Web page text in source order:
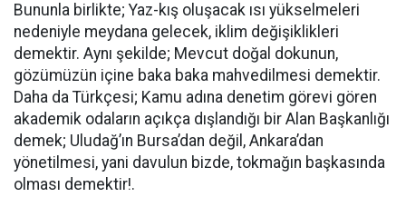
Bununla birlikte; Yaz-kış oluşacak ısı yükselmeleri
nedeniyle meydana gelecek, iklim değişiklikleri
demektir. Aynı şekilde; Mevcut doğal dokunun,
gözümüzün içine baka baka mahvedilmesi demektir.
Daha da Türkçesi; Kamu adına denetim görevi gören
akademik odaların açıkça dışlandığı bir Alan Başkanlığı
demek; Uludağ’ın Bursa’dan değil, Ankara’dan
yönetilmesi, yani davulun bizde, tokmağın başkasında
olması demektir!.